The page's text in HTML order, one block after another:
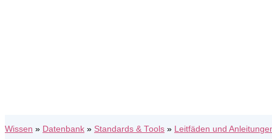
Wissen » Datenbank » Standards & Tools » Leitfäden und